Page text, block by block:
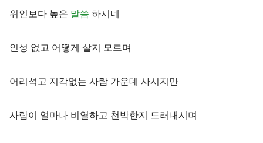
위인보다 높은 말씀 하시네
인성 없고 어떻게 살지 모르며
어리석고 지각없는 사람 가운데 사시지만
사람이 얼마나 비열하고 천박한지 드러내시며